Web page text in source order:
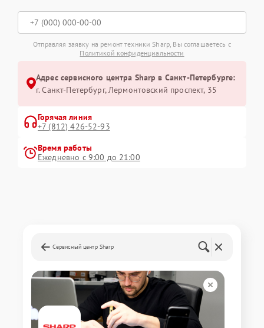
Отправляя заявку на ремонт техники Sharp, Вы соглашаетесь с
Политикой конфиденциальности
Адрес сервисного центра Sharp в Санкт-Петербурге:
г. Санкт-Петербург, Лермонтовский проспект, 35
Горячая линия
+7 (812) 426-52-93
Время работы
Ежедневно с 9:00 до 21:00
Сервисный центр Sharp